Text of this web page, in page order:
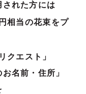
された方には
相当の花束をプ
クエスト」
名前・住所」